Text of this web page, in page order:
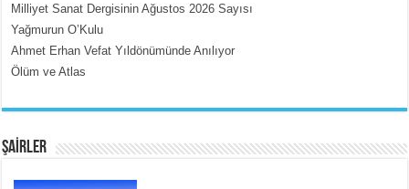
Milliyet Sanat Dergisinin Ağustos 2026 Sayısı
Yağmurun O’Kulu
Ahmet Erhan Vefat Yıldönümünde Anılıyor
Ölüm ve Atlas
ŞAİRLER